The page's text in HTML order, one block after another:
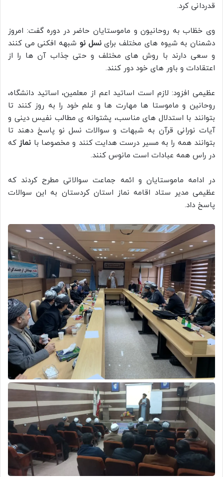
قدردانی کرد.
وی خظاب به روحانیون و ماموستایان حاضر در دوره گفت: امروز
دشمنان به شیوه های مختلف براینسل نو شبهه افکنی می کنند
و سعی دارند با روش های مختلف و حتی جذاب آن ها را از
اعتقادات و باور های خود دور کنند.
عظیمی افزود: لازم است اساتید اعم از معلمین، اساتید دانشگاه،
روحانین و ماموستا ها مهارت ها و علم خود را به روز کنند تا
بتوانند با استدلال های مناسب، پشتوانه ی مطالب نفیس دینی و
آیات نورانی قرآن به شبهات و سوالات نسل نو پاسخ دهند تا
بتوانند همه را به مسیر درست هدایت کنند و مخصوصا با نماز که
در راس همه عبادات است مانوس کنند.
در ادامه ماموستایان و ائمه جماعت سوالاتی مطرح کردند که
عظیمی مدیر ستاد اقامه نماز استان کردستان به این سوالات
پاسخ داد.